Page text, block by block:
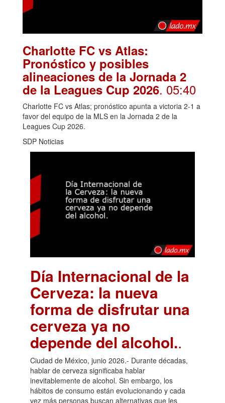
Charlotte FC vs Atlas:
Pronóstico y posibles
alineaciones de la Jornada 2
de la Leagues Cup 2026. 05:40
Charlotte FC vs Atlas; pronóstico apunta a victoria 2-1 a
favor del equipo de la MLS en la Jornada 2 de la
Leagues Cup 2026.
SDP Noticias
Día Internacional de la
Cerveza: la nueva
forma de disfrutar una
cerveza ya no
depende del alcohol..
Ciudad de México, junio 2026.- Durante décadas,
hablar de cerveza significaba hablar
inevitablemente de alcohol. Sin embargo, los
hábitos de consumo están evolucionando y cada
vez más personas buscan alternativas que les